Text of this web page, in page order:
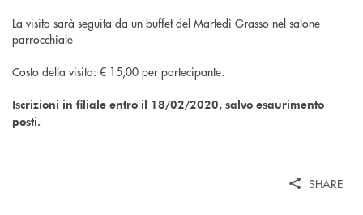
La visita sarà seguita da un buffet del Martedì Grasso nel salone
parrocchiale
Costo della visita: € 15,00 per partecipante.
Iscrizioni in filiale entro il 18/02/2020, salvo esaurimento
posti.
SHARE